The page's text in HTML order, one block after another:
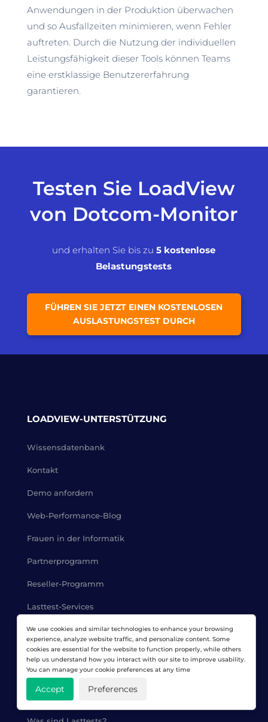
Anwendungen in der Produktion überwachen
und so Ausfallzeiten minimieren, wenn Fehler
auftreten. Durch die Nutzung der individuellen
Leistungsfähigkeit dieser Tools können Teams
eine erstklassige Benutzererfahrung
garantieren.
Testen Sie LoadView
von Dotcom-Monitor
und erhalten Sie bis zu5 kostenlose
Belastungstests
FÜHREN SIE JETZT EINEN KOSTENLOSEN
AUSLASTUNGSTEST DURCH
LOADVIEW-UNTERSTÜTZUNG
Wissensdatenbank
Kontakt
Demo anfordern
Web-Performance-Blog
Frauen in der Informatik
Partnerprogramm
Reseller-Programm
Lasttest-Services
Expertenzertifizierung
Über uns
LADEN VON TESTRESSOURCEN
We use cookies and similar technologies to enhance your browsing
experience, analyze website traffic, and personalize content. Some
cookies are essential for the website to function properly, while others
help us understand how you interact with our site to improve usability.
You can manage your cookie preferences at any time
Accept Preferences